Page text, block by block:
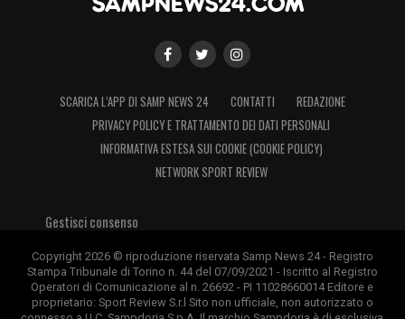
SCARICA L’APP DI SAMP NEWS 24 CONTATTI
REDAZIONE
PRIVACY POLICY E TRATTAMENTO DEI DATI PERSONALI
INFORMATIVA ESTESA SUI COOKIE (COOKIE POLICY)
NETWORK SPORT REVIEW
Gestisci consenso
Copyright 2026 © riproduzione riservata Samp News 24 - Registro
Stampa Tribunale di Torino n. 44 del 07/09/2021 - Iscritto al Registro
Operatori di Comunicazione al n. 26692 - PI 11028660014 Editore e
proprietario: Sport Review S.r.l Sito non ufficiale, non autorizzato o